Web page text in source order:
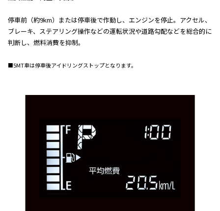
停車前（約9km）または停車後で作動し、エンジンを停止。アクセル、
ブレーキ、ステアリング操作などの運転状況や道路勾配などを総合的に
判断し、燃料消費を抑制。
■5MT車は停車後アイドリングストップとなります。